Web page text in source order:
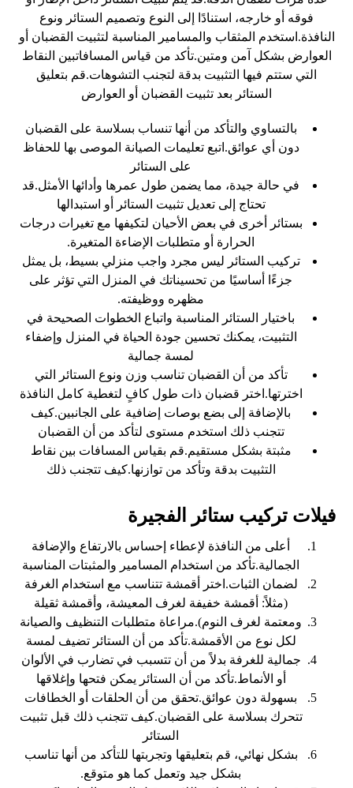
فوقه أو خارجه، استنادًا إلى النوع وتصميم الستائر ونوع
النافذة.استخدم المثقاب والمسامير المناسبة لتثبيت القضبان أو
العوارض بشكل آمن ومتين.تأكد من قياس المسافاتبين النقاط
التي ستتم فيها التثبيت بدقة لتجنب التشوهات.قم بتعليق
الستائر بعد تثبيت القضبان أو العوارض
بالتساوي والتأكد من أنها تنساب بسلاسة على القضبان
دون أي عوائق.اتبع تعليمات الصيانة الموصى بها للحفاظ
على الستائر
في حالة جيدة، مما يضمن طول عمرها وأدائها الأمثل.قد
تحتاج إلى تعديل تثبيت الستائر أو استبدالها
بستائر أخرى في بعض الأحيان لتكيفها مع تغيرات درجات
الحرارة أو متطلبات الإضاءة المتغيرة.
تركيب الستائر ليس مجرد واجب منزلي بسيط، بل يمثل
جزءًا أساسيًا من تحسيناتك في المنزل التي تؤثر على
مظهره ووظيفته.
باختيار الستائر المناسبة واتباع الخطوات الصحيحة في
التثبيت، يمكنك تحسين جودة الحياة في المنزل وإضفاء
لمسة جمالية
تأكد من أن القضبان تناسب وزن ونوع الستائر التي
اخترتها.اختر قضبان ذات طول كافٍ لتغطية كامل النافذة
بالإضافة إلى بضع بوصات إضافية على الجانبين.كيف
تتجنب ذلك استخدم مستوى لتأكد من أن القضبان
مثبتة بشكل مستقيم.قم بقياس المسافات بين نقاط
التثبيت بدقة وتأكد من توازنها.كيف تتجنب ذلك
‏فيلات تركيب ستائر الفجيرة
أعلى من النافذة لإعطاء إحساس بالارتفاع والإضافة
الجمالية.تأكد من استخدام المسامير والمثبتات المناسبة
لضمان الثبات.اختر أقمشة تتناسب مع استخدام الغرفة
(مثلاً: أقمشة خفيفة لغرف المعيشة، وأقمشة ثقيلة
ومعتمة لغرف النوم).مراعاة متطلبات التنظيف والصيانة
لكل نوع من الأقمشة.تأكد من أن الستائر تضيف لمسة
جمالية للغرفة بدلاً من أن تتسبب في تضارب في الألوان
أو الأنماط.تأكد من أن الستائر يمكن فتحها وإغلاقها
بسهولة دون عوائق.تحقق من أن الحلقات أو الخطافات
تتحرك بسلاسة على القضبان.كيف تتجنب ذلك قبل تثبيت
الستائر
بشكل نهائي، قم بتعليقها وتجربتها للتأكد من أنها تناسب
بشكل جيد وتعمل كما هو متوقع.